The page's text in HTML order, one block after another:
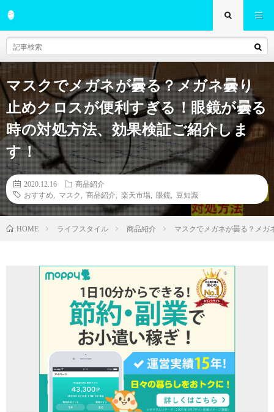
マスクでメガネが曇る？メガネ曇り
止めクロスが便利すぎる！眼鏡が曇る
時の対処方法、効果検証ご紹介しま
す！
2020.12.16
商品紹介
おすすめ
マスク 商品紹介 楽天市場 眼鏡 豆知識
HOME ライフスタイル 商品紹介 マスクでメガネが曇る？メガ